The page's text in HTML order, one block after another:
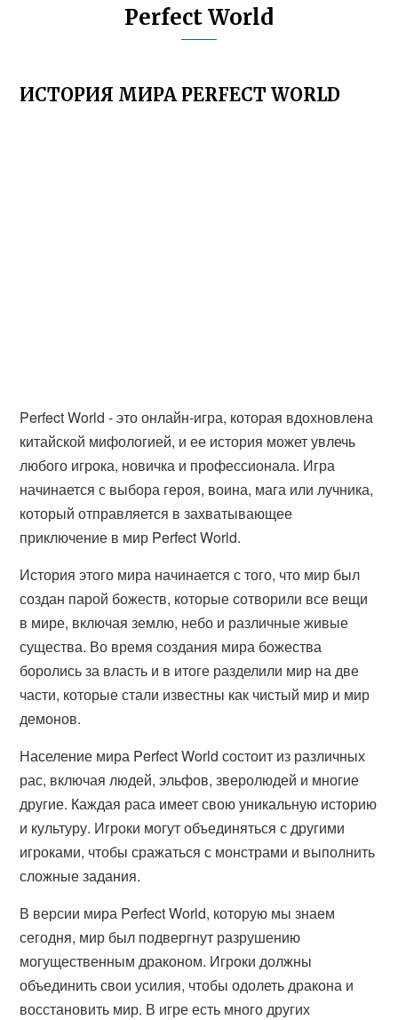
Perfect World
ИСТОРИЯ МИРА PERFECT WORLD
Perfect World - это онлайн-игра, которая вдохновлена
китайской мифологией, и ее история может увлечь
любого игрока, новичка и профессионала. Игра
начинается с выбора героя, воина, мага или лучника,
который отправляется в захватывающее
приключение в мир Perfect World.
История этого мира начинается с того, что мир был
создан парой божеств, которые сотворили все вещи
в мире, включая землю, небо и различные живые
существа. Во время создания мира божества
боролись за власть и в итоге разделили мир на две
части, которые стали известны как чистый мир и мир
демонов.
Население мира Perfect World состоит из различных
рас, включая людей, эльфов, зверолюдей и многие
другие. Каждая раса имеет свою уникальную историю
и культуру. Игроки могут объединяться с другими
игроками, чтобы сражаться с монстрами и выполнить
сложные задания.
В версии мира Perfect World, которую мы знаем
сегодня, мир был подвергнут разрушению
могущественным драконом. Игроки должны
объединить свои усилия, чтобы одолеть дракона и
восстановить мир. В игре есть много других